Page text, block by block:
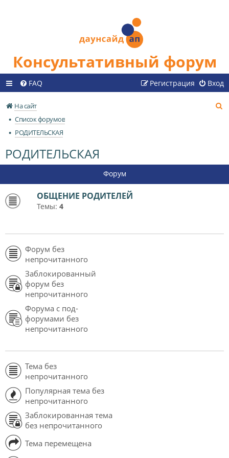
Консультативный форум
FAQ Вход
Регистрация
На сайт
Список форумов
РОДИТЕЛЬСКАЯ
РОДИТЕЛЬСКАЯ
Форум
ОБЩЕНИЕ РОДИТЕЛЕЙ
Темы: 4
Форум без
непрочитанного
Заблокированный
форум без
непрочитанного
Форума с под-
форумами без
непрочитанного
Тема без
непрочитанного
Популярная тема без
непрочитанного
Заблокированная тема
без непрочитанного
Тема перемещена